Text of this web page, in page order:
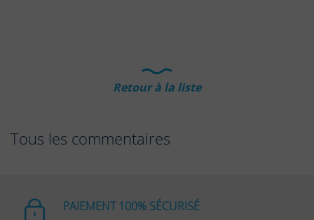
Retour à la liste
Tous les commentaires
PAIEMENT 100% SÉCURISÉ